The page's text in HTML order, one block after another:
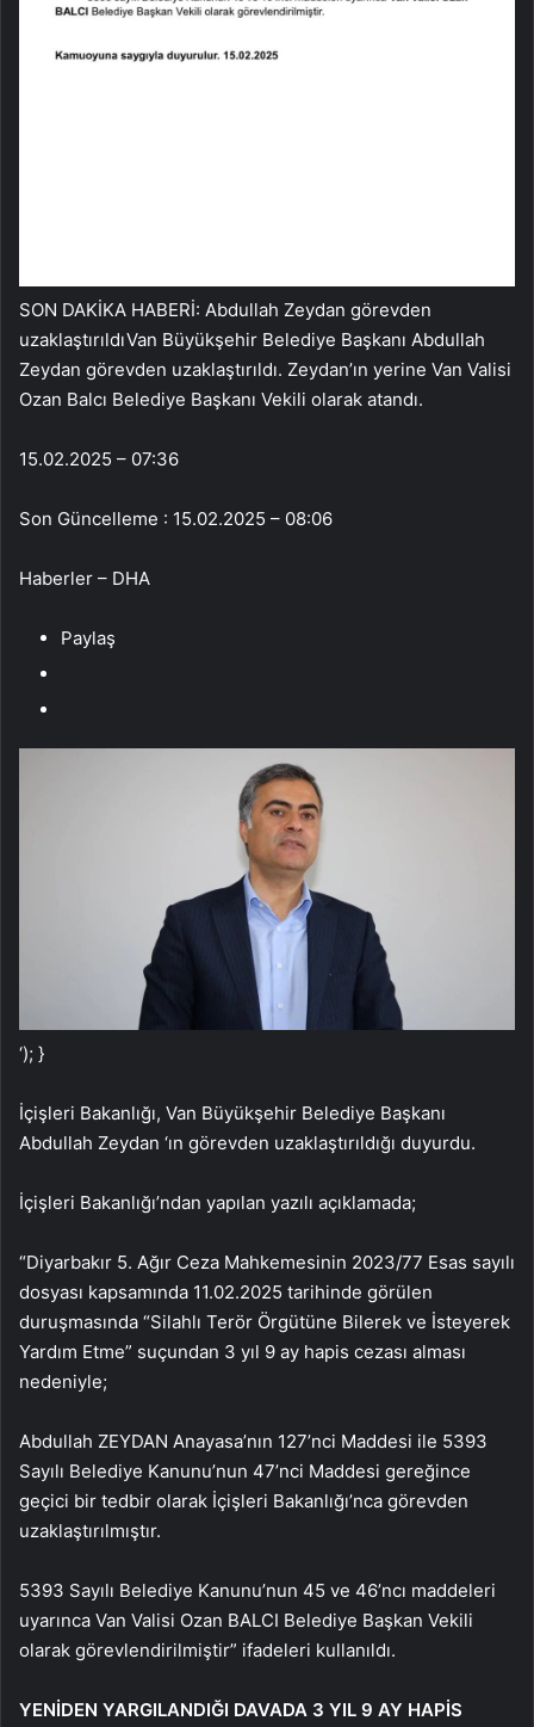
SON DAKİKA HABERİ: Abdullah Zeydan görevden
uzaklaştırıldıVan Büyükşehir Belediye Başkanı Abdullah
Zeydan görevden uzaklaştırıldı. Zeydan’ın yerine Van Valisi
Ozan Balcı Belediye Başkanı Vekili olarak atandı.
15.02.2025 – 07:36
Son Güncelleme : 15.02.2025 – 08:06
Haberler – DHA
Paylaş
‘); }
İçişleri Bakanlığı, Van Büyükşehir Belediye Başkanı
Abdullah Zeydan ‘ın görevden uzaklaştırıldığı duyurdu.
İçişleri Bakanlığı’ndan yapılan yazılı açıklamada;
“Diyarbakır 5. Ağır Ceza Mahkemesinin 2023/77 Esas sayılı
dosyası kapsamında 11.02.2025 tarihinde görülen
duruşmasında “Silahlı Terör Örgütüne Bilerek ve İsteyerek
Yardım Etme” suçundan 3 yıl 9 ay hapis cezası alması
nedeniyle;
Abdullah ZEYDAN Anayasa’nın 127’nci Maddesi ile 5393
Sayılı Belediye Kanunu’nun 47’nci Maddesi gereğince
geçici bir tedbir olarak İçişleri Bakanlığı’nca görevden
uzaklaştırılmıştır.
5393 Sayılı Belediye Kanunu’nun 45 ve 46’ncı maddeleri
uyarınca Van Valisi Ozan BALCI Belediye Başkan Vekili
olarak görevlendirilmiştir” ifadeleri kullanıldı.
YENİDEN YARGILANDIĞI DAVADA 3 YIL 9 AY HAPİS